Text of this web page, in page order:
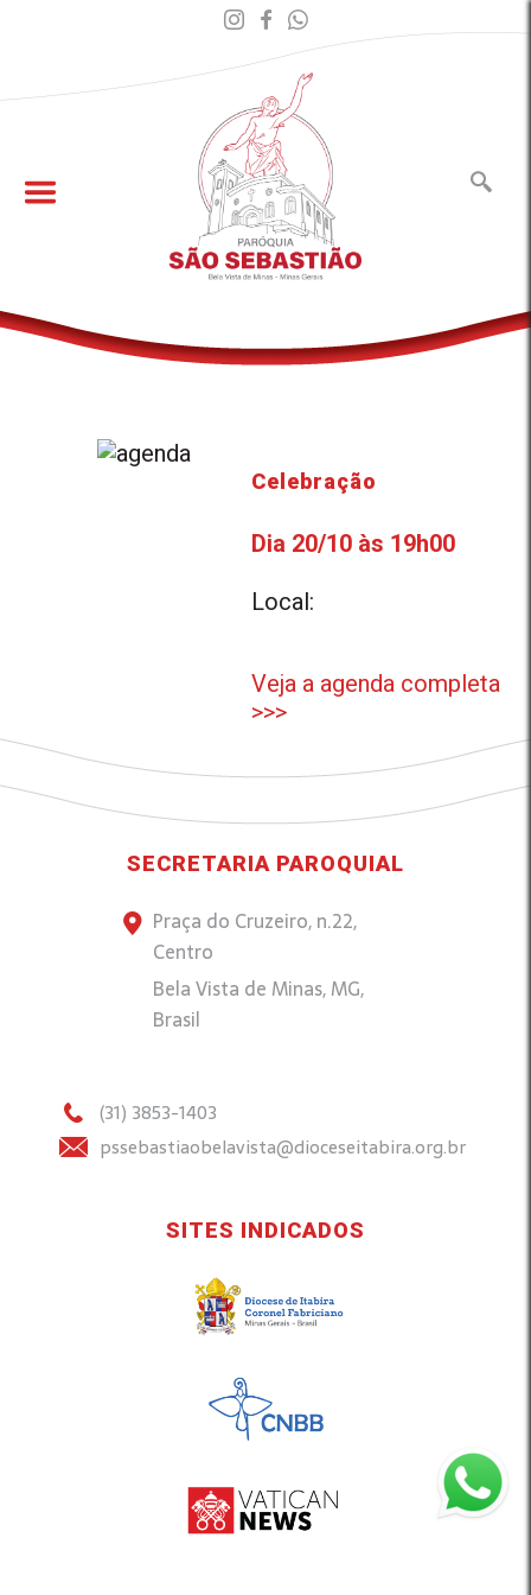
Celebração
Dia 20/10 às 19h00
Local:
Veja a agenda completa
>>>
SECRETARIA PAROQUIAL
Praça do Cruzeiro, n.22,
Centro
Bela Vista de Minas, MG,
Brasil
(31) 3853-1403
pssebastiaobelavista@dioceseitabira.org.br
SITES INDICADOS